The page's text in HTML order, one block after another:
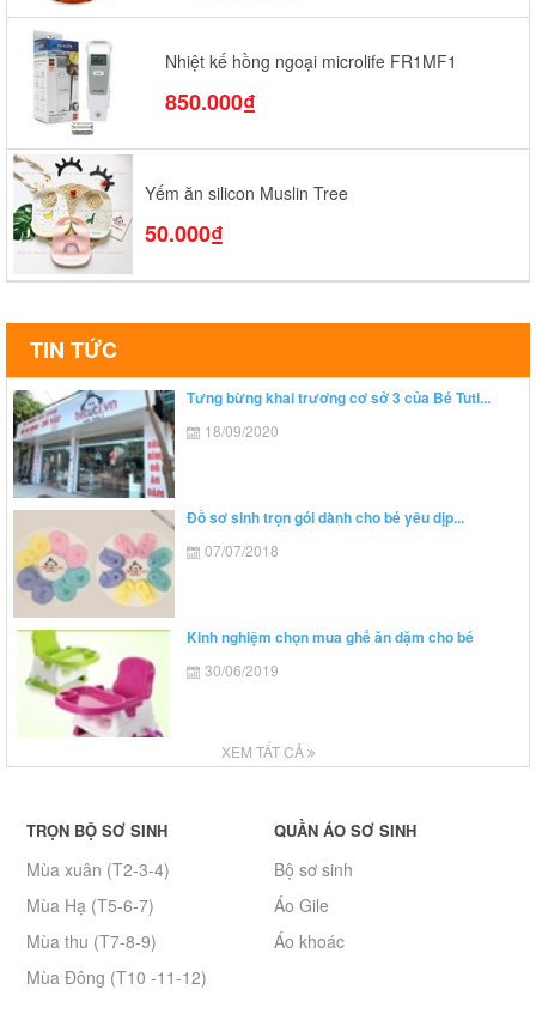
Nhiệt kế hồng ngoại microlife FR1MF1
850.000₫
Yếm ăn silicon Muslin Tree
50.000₫
TIN TỨC
Tưng bừng khai trương cơ sở 3 của Bé Tuti...
18/09/2020
Đồ sơ sinh trọn gói dành cho bé yêu dịp...
07/07/2018
Kinh nghiệm chọn mua ghế ăn dặm cho bé
30/06/2019
XEM TẤT CẢ
TRỌN BỘ SƠ SINH
Mùa xuân (T2-3-4)
Mùa Hạ (T5-6-7)
Mùa thu (T7-8-9)
Mùa Đông (T10 -11-12)
QUẦN ÁO SƠ SINH
Bộ sơ sinh
Áo Gile
Áo khoác